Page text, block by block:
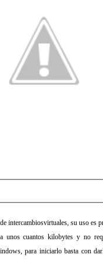
intercambiosvirtuales, su uso es
unos cuantos kilobytes y no
para iniciarlo basta con